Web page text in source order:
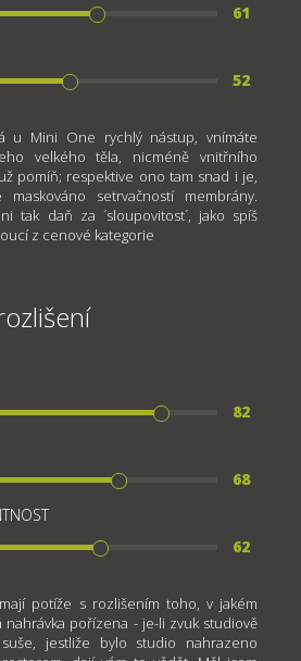
61
52
u Mini One rychlý nástup, vnímáte
velkého těla, nicméně vnitřního
pomíň; respektive ono tam snad i je,
setrvačností membrány.
tak daň za ´sloupovitost´, jako spíš
z cenové kategorie
82
68
62
potíže s rozlišením toho, v jakém
nahrávka pořízena - je-li zvuk studiově
jestliže bylo studio nahrazeno